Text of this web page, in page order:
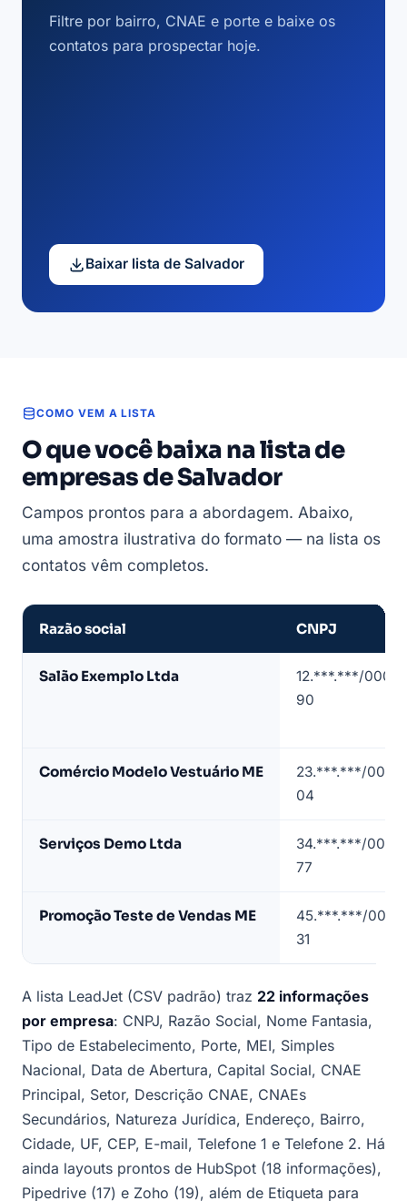
Filtre por bairro, CNAE e porte e baixe os
contatos para prospectar hoje.
Baixar lista de Salvador
COMO VEM A LISTA
O que você baixa na lista de
empresas de Salvador
Campos prontos para a abordagem. Abaixo,
uma amostra ilustrativa do formato — na lista os
contatos vêm completos.
Razão social CNPJ
Salão Exemplo Ltda
12.***.***/0001-
90
Comércio Modelo Vestuário ME
23.***.***/0001-
04
Serviços Demo Ltda
34.***.***/0001-
77
Promoção Teste de Vendas ME
45.***.***/0001-
31
A lista LeadJet (CSV padrão) traz 22 informações
por empresa: CNPJ, Razão Social, Nome Fantasia,
Tipo de Estabelecimento, Porte, MEI, Simples
Nacional, Data de Abertura, Capital Social, CNAE
Principal, Setor, Descrição CNAE, CNAEs
Secundários, Natureza Jurídica, Endereço, Bairro,
Cidade, UF, CEP, E-mail, Telefone 1 e Telefone 2. Há
ainda layouts prontos de HubSpot (18 informações),
Pipedrive (17) e Zoho (19), além de Etiqueta para